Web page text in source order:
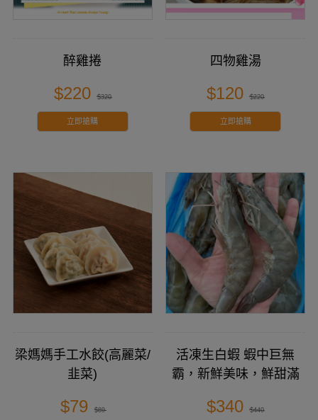
醉雞捲
$220 $320
立即搶購
四物雞湯
$120 $220
立即搶購
梁媽媽手工水餃(高麗菜/
韭菜)
$79 $89
活凍生白蝦 蝦中巨無
霸，新鮮美味，鮮甜滿
$340 $440